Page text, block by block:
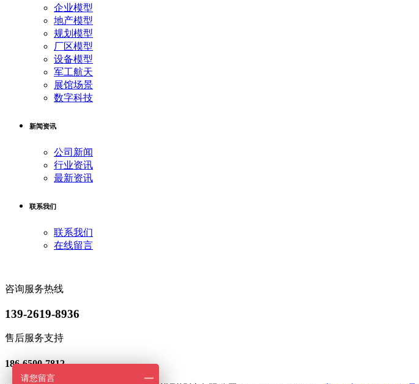
企业模型
地产模型
规划模型
厂区模型
设备模型
军工航天
展馆场景
数字科技
新闻资讯
公司新闻
行业资讯
最新资讯
联系我们
联系我们
在线留言
咨询服务热线
139-2619-8936
售后服务支持
186-6500-7812
请您留言